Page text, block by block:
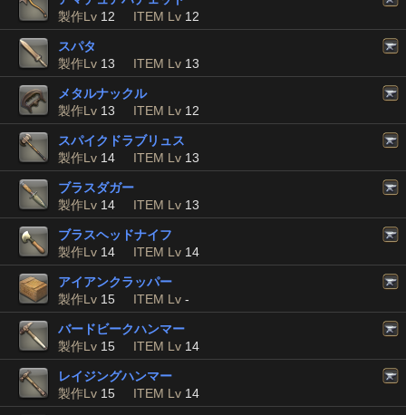
製作Lv 12 ITEM Lv 12
スパタ
製作Lv 13 ITEM Lv 13
メタルナックル
製作Lv 13 ITEM Lv 12
スパイクドラブリュス
製作Lv 14 ITEM Lv 13
ブラスダガー
製作Lv 14 ITEM Lv 13
ブラスヘッドナイフ
製作Lv 14 ITEM Lv 14
アイアンクラッパー
製作Lv 15 ITEM Lv -
バードビークハンマー
製作Lv 15 ITEM Lv 14
レイジングハンマー
製作Lv 15 ITEM Lv 14